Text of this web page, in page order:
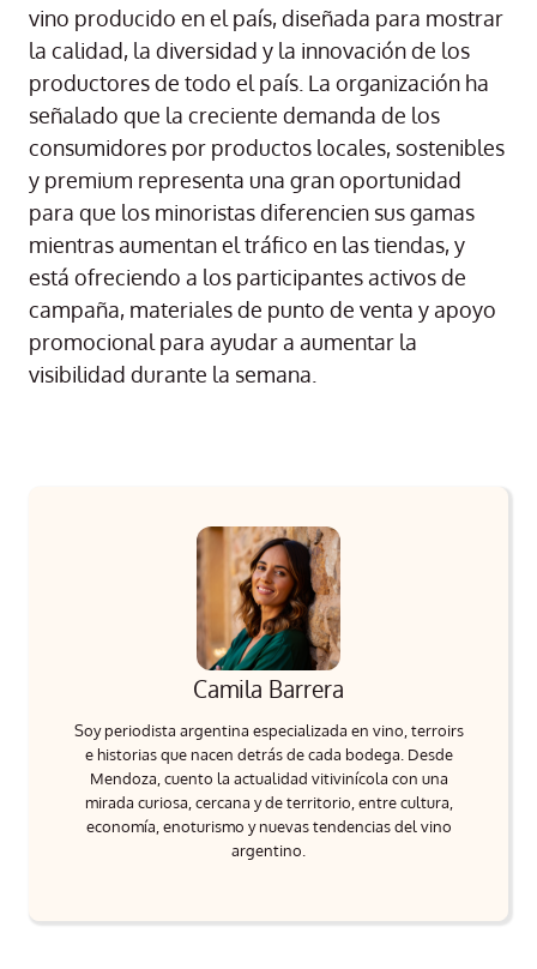
vino producido en el país, diseñada para mostrar
la calidad, la diversidad y la innovación de los
productores de todo el país. La organización ha
señalado que la creciente demanda de los
consumidores por productos locales, sostenibles
y premium representa una gran oportunidad
para que los minoristas diferencien sus gamas
mientras aumentan el tráfico en las tiendas, y
está ofreciendo a los participantes activos de
campaña, materiales de punto de venta y apoyo
promocional para ayudar a aumentar la
visibilidad durante la semana.
Camila Barrera
Soy periodista argentina especializada en vino, terroirs
e historias que nacen detrás de cada bodega. Desde
Mendoza, cuento la actualidad vitivinícola con una
mirada curiosa, cercana y de territorio, entre cultura,
economía, enoturismo y nuevas tendencias del vino
argentino.